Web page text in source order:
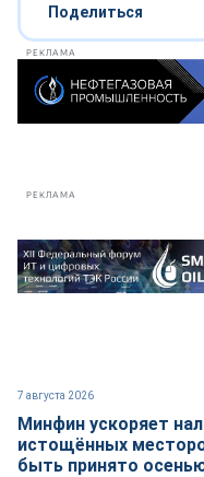
Поделиться
РЕКЛАМА
РЕКЛАМА
7 августа 2026
Минфин ускоряет
истощённых
быть принято